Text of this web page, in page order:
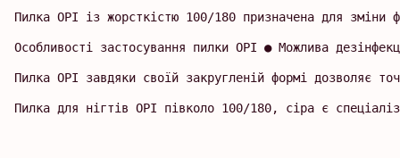
Пилка OPI із жорсткістю 100/180 призначена для зміни
Особливості застосування пилки OPI ● Можлива
Пилка OPI завдяки своїй закругленій формі дозволяє
Пилка для нігтів OPI півколо 100/180, сіра є